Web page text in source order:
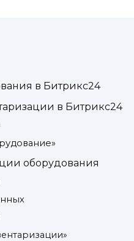
в Битрикс24
в Битрикс24
оборудования